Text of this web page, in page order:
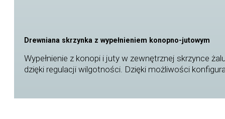
Drewniana skrzynka z wypełnieniem konopno-jutowym
Wypełnienie z konopi i juty w zewnętrznej skrzynce
dzięki regulacji wilgotności. Dzięki możliwości